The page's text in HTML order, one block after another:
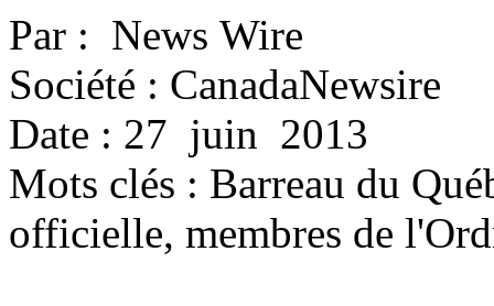
Par : News Wire
Société : CanadaNewsire
Date : 27 juin 2013
Mots clés : Barreau du
officielle, membres de